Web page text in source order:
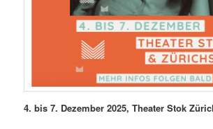
4. bis 7. Dezember 2025, Theater Stok